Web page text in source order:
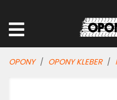
OPONY OPONY KLEBER